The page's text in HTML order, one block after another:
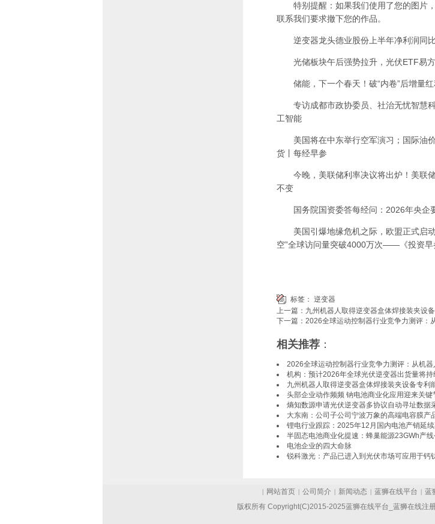
特别提醒：如果我们使用了您的图片，
联系我们要求撤下您的作品。
逆变器龙头德业股份上半年净利润同比
光储板块午后强势拉升，光伏ETF易方
储能，下一个春天！破“内卷”后增量红
专访成都市政协委员、社治无忧智慧科
工智能
美国将在中东举行空军演习；国际油价
货丨每经早参
今晚，美联储利率决议将出炉！美联储
不变
国务院国资委答每经问：2026年央企
美国引爆地缘危机之际，欧盟正式启动
空”全球访问量突破4000万次——《投资早
标签： 逆变器
上一篇： 九州机器人取得逆变器盒体焊接装夹设
下一篇： 2026全球运动控制器行业竞争力测评：
相关推荐 ：
2026全球运动控制器行业竞争力测评：从机
机构：预计2026年全球光伏逆变器出货量将持
九州机器人取得逆变器盒体焊接装夹设备专利
头部企业动作频频 钠电池商业化应用迎来关键
熵知数源申请光伏逆变器多协议自动寻址数
大东南：公司子公司宁波万象的高端电容膜产
锂电行业跟踪：2025年12月国内电池产销延
半固态电池商业化提速：蜂巢能源23GWh产
电池企业的四大命脉
锐科激光：产品已进入到光伏市场可应用于
| 网站首页 | 公司简介 | 新闻动态 | 蓝狮在线平台 | 蓝
版权所有 Copyright(C)2015-2025蓝狮在线平台_蓝狮在线注